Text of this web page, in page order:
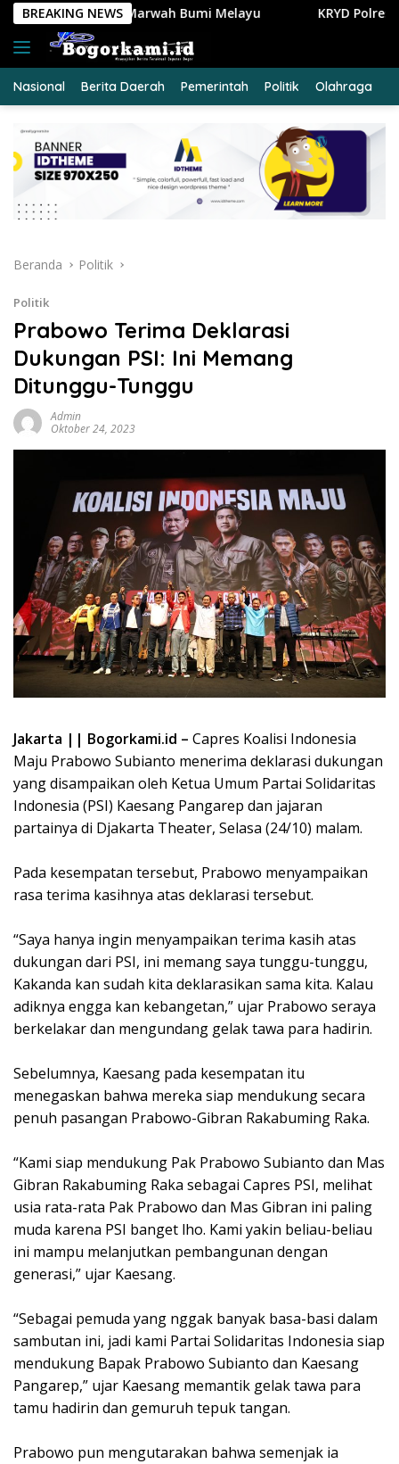
Langsung
konten
BREAKING NEWS
Bumi Melayu KRYD Polres Kuansing Intensifkan
Nasional Berita Daerah Pemerintah Politik Olahraga
Beranda Politik
Politik
Prabowo Terima Deklarasi
Dukungan PSI: Ini Memang
Ditunggu-Tunggu
Admin
Oktober 24, 2023
Jakarta || Bogorkami.id – Capres Koalisi Indonesia
Maju Prabowo Subianto menerima deklarasi dukungan
yang disampaikan oleh Ketua Umum Partai Solidaritas
Indonesia (PSI) Kaesang Pangarep dan jajaran
partainya di Djakarta Theater, Selasa (24/10) malam.
Pada kesempatan tersebut, Prabowo menyampaikan
rasa terima kasihnya atas deklarasi tersebut.
“Saya hanya ingin menyampaikan terima kasih atas
dukungan dari PSI, ini memang saya tunggu-tunggu,
Kakanda kan sudah kita deklarasikan sama kita. Kalau
adiknya engga kan kebangetan,” ujar Prabowo seraya
berkelakar dan mengundang gelak tawa para hadirin.
Sebelumnya, Kaesang pada kesempatan itu
menegaskan bahwa mereka siap mendukung secara
penuh pasangan Prabowo-Gibran Rakabuming Raka.
“Kami siap mendukung Pak Prabowo Subianto dan Mas
Gibran Rakabuming Raka sebagai Capres PSI, melihat
usia rata-rata Pak Prabowo dan Mas Gibran ini paling
muda karena PSI banget lho. Kami yakin beliau-beliau
ini mampu melanjutkan pembangunan dengan
generasi,” ujar Kaesang.
“Sebagai pemuda yang nggak banyak basa-basi dalam
sambutan ini, jadi kami Partai Solidaritas Indonesia siap
mendukung Bapak Prabowo Subianto dan Kaesang
Pangarep,” ujar Kaesang memantik gelak tawa para
tamu hadirin dan gemuruh tepuk tangan.
Prabowo pun mengutarakan bahwa semenjak ia